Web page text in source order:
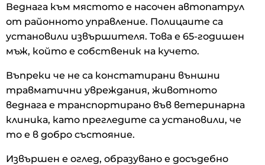
Веднага към мястото е насочен автопатрул
от районното управление. Полицаите са
установили извършителя. Това е 65-годишен
мъж, който е собственик на кучето.
Въпреки че не са констатирани външни
травматични увреждания, животното
веднага е транспортирано във ветеринарна
клиника, като прегледите са установили, че
то е в добро състояние.
Извършен е оглед, образувано е досъдебно